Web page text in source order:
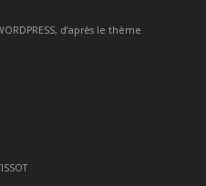
, d’après le thème